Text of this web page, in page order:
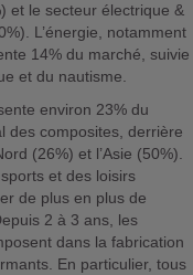
et le secteur électrique &
L’énergie, notamment
14% du marché, suivie
et du nautisme.
environ 23% du
des composites, derrière
(26%) et l’Asie (50%).
et des loisirs
de plus en plus de
2 à 3 ans, les
dans la fabrication
En particulier, tous